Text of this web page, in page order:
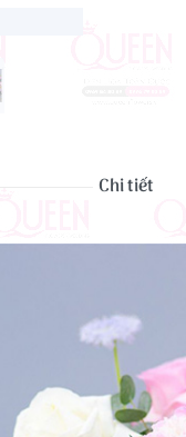
Chi tiết